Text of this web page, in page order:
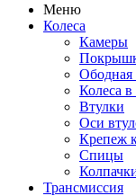
Меню
Колеса
Камеры
Ободная
Колеса в
Втулки
Оси
Крепеж
Спицы
Трансмиссия